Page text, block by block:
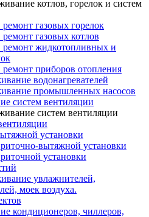
котлов, горелок и систем
газовых горелок
газовых котлов
жидкотопливных и
приборов отопления
водонагревателей
промышленных насосов
систем вентиляции
систем вентиляции
установки
вытяжной установки
установки
увлажнителей,
моек воздуха.
кондиционеров, чиллеров,